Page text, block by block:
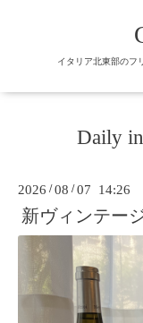
イタリア北東部のフ
Daily
2026 /08 /07 14:26
新ヴィンテー